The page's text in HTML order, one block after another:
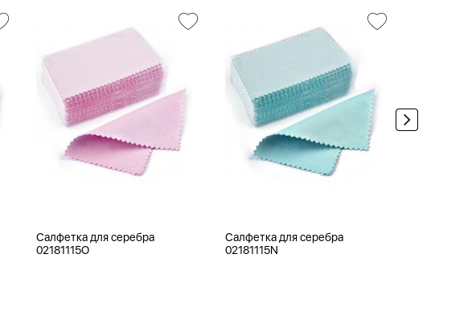
Салфетка для серебра
02181115O
Салфетка для серебра
02181115N